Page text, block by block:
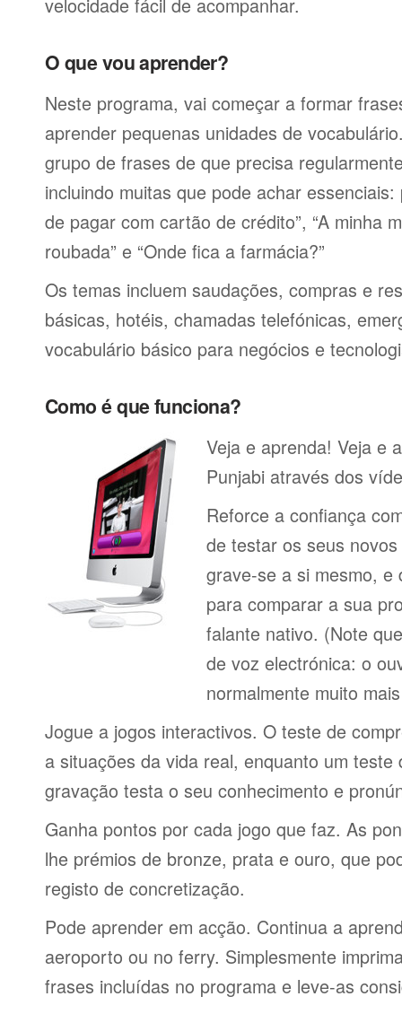
O que vou aprender?
Neste programa, vai começar a formar
aprender pequenas unidades de
grupo de frases de que precisa
incluindo muitas que pode achar essenciais:
de pagar com cartão de crédito”, “A minha
roubada” e “Onde fica a farmácia?”
Os temas incluem saudações, compras e
básicas, hotéis, chamadas telefónicas,
vocabulário básico para negócios e
Como é que funciona?
Veja e aprenda! Veja e
Punjabi através dos
Reforce a confiança
de testar os seus
grave-se a si mesmo, e
para comparar a sua
falante nativo. (Note
de voz electrónica: o
normalmente muito
Jogue a jogos interactivos. O teste de
a situações da vida real, enquanto um teste
gravação testa o seu conhecimento e
Ganha pontos por cada jogo que faz. As
lhe prémios de bronze, prata e ouro, que
registo de concretização.
Pode aprender em acção. Continua a
aeroporto ou no ferry. Simplesmente
frases incluídas no programa e leve-as